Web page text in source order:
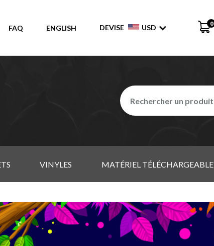
FAQ ENGLISH DEVISE USD
0
VINYLES MATÉRIEL TÉLÉCHARGEABLE